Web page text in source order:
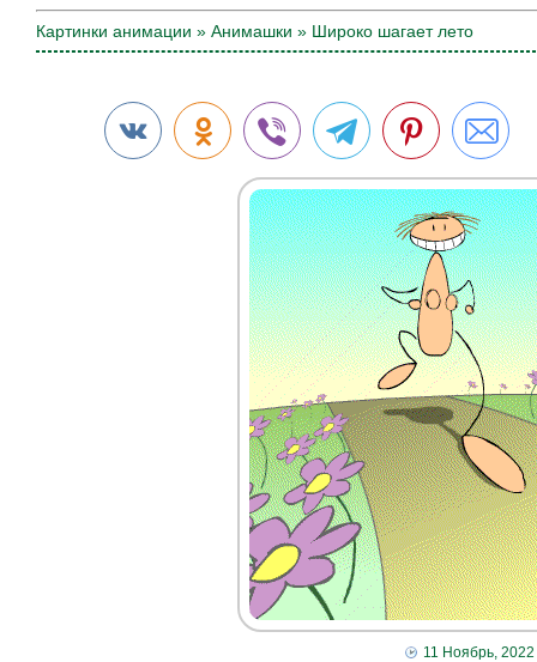
Картинки анимации » Анимашки » Широко шагает лето
11 Ноябрь, 2022